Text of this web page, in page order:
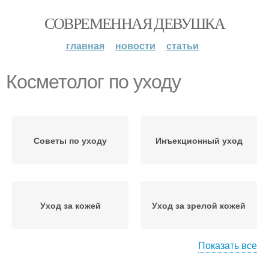
СОВРЕМЕННАЯ ДЕВУШКА
главная новости статьи
Косметолог по уходу
Советы по уходу Инъекционный уход
Уход за кожей Уход за зрелой кожей
Показать все